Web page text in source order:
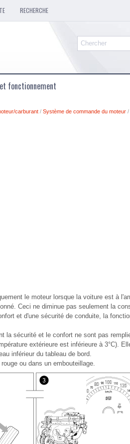
RECHERCHE
fonctionnement
carburant / Système de commande du moteur /
le moteur lorsque la voiture est à
Ceci ne diminue pas seulement la
et d'une sécurité de conduite, la
la sécurité et le confort ne sont pas
extérieure est inférieure à 3°C).
inférieur du tableau de bord.
ou dans un embouteillage.